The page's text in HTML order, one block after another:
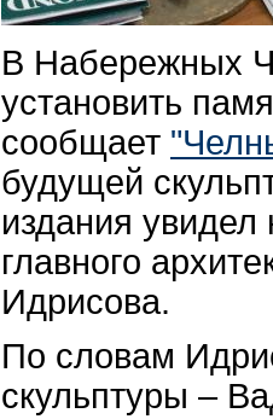
В Набережных
установить
сообщает
будущей
издания
главного
Идрисова.
По словам
скульптуры –